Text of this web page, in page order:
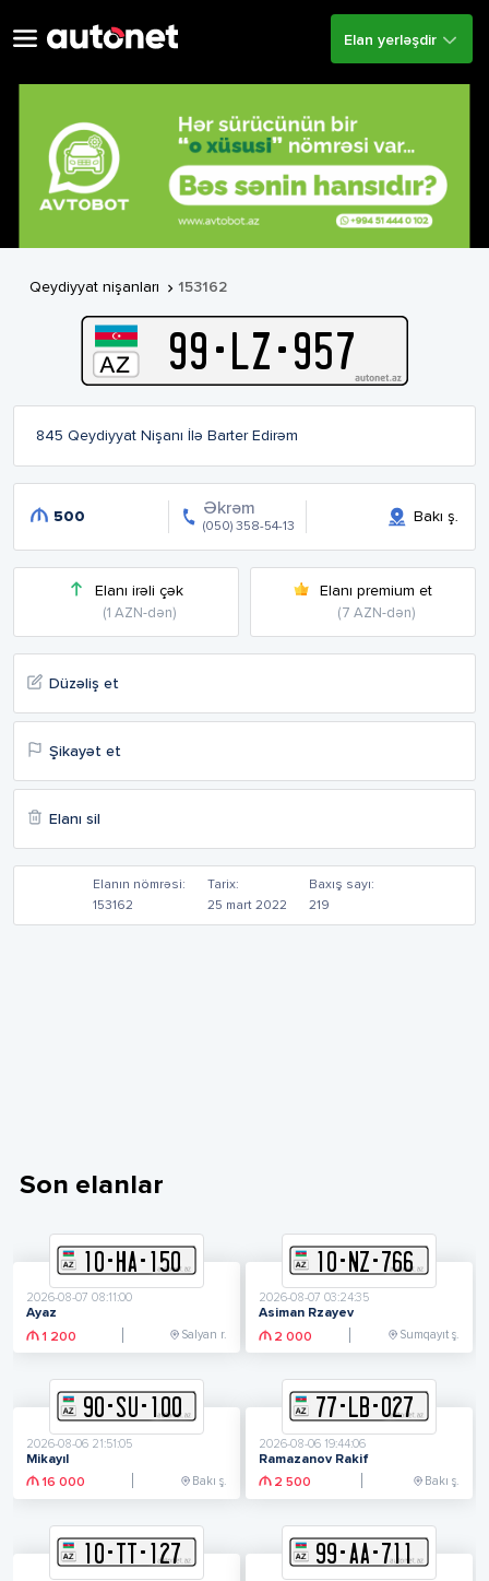
Elan yerləşdir
Qeydiyyat nişanları  153162
99-LZ-957
845 Qeydiyyat Nişanı İlə Barter Edirəm
500 Əkrəm
(050) 358-54-13
Bakı ş.
Elanı irəli çək
(1 AZN-dən)
Elanı premium et
(7 AZN-dən)
Düzəliş et
Şikayət et
Elanı sil
Elanın nömrəsi:
153162
Tarix:
25 mart 2022
Baxış sayı:
219
Son elanlar
10- HA-150
2026-08-07 08:11:00
Ayaz
1 200
Salyan r.
10- NZ-766
2026-08-07 03:24:35
Asiman Rzayev
2 000
Sumqayıt ş.
90-SU-100
2026-08-06 21:51:05
Mikayıl
16 000
Bakı ş.
77- LB-027
2026-08-06 19:44:06
Ramazanov Rakif
2 500
Bakı ş.
10-TT-127 99-AA-711